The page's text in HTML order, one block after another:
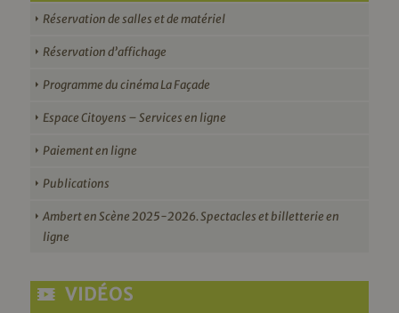
Réservation de salles et de matériel
Réservation d’affichage
Programme du cinéma La Façade
Espace Citoyens – Services en ligne
Paiement en ligne
Publications
Ambert en Scène 2025-2026. Spectacles et billetterie en
ligne
VIDÉOS